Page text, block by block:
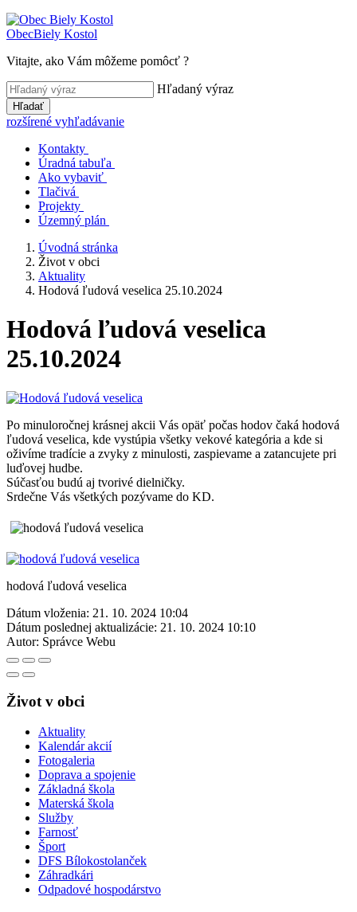
ObecBiely Kostol
Vitajte, ako Vám môžeme pomôcť ?
Hľadaný výraz
Hľadať
rozšírené vyhľadávanie
Kontakty
Úradná tabuľa
Ako vybaviť
Tlačivá
Projekty
Územný plán
Úvodná stránka
Život v obci
Aktuality
Hodová ľudová veselica 25.10.2024
Hodová ľudová veselica
25.10.2024
Po minuloročnej krásnej akcii Vás opäť počas hodov čaká hodová
ľudová veselica, kde vystúpia všetky vekové kategória a kde si
oživíme tradície a zvyky z minulosti, zaspievame a zatancujete pri
luďovej hudbe.
Súčasťou budú aj tvorivé dielničky.
Srdečne Vás všetkých pozývame do KD.
hodová ľudová veselica
Dátum vloženia: 21. 10. 2024 10:04
Dátum poslednej aktualizácie: 21. 10. 2024 10:10
Autor: Správce Webu
Život v obci
Aktuality
Kalendár akcií
Fotogaleria
Doprava a spojenie
Základná škola
Materská škola
Služby
Farnosť
Šport
DFS Bílokostolanček
Záhradkári
Odpadové hospodárstvo